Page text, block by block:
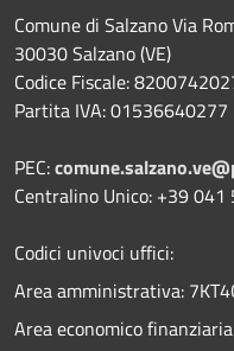
Comune di Salzano Via
30030 Salzano (VE)
Codice Fiscale:
Partita IVA: 01536640277
PEC:
Centralino Unico: +39 041
Codici univoci uffici:
Area amministrativa:
Area economico